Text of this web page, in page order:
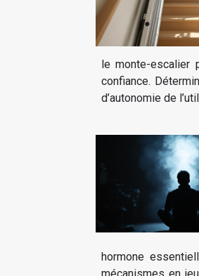
le monte-escalier
confiance.
d’autonomie de
hormone